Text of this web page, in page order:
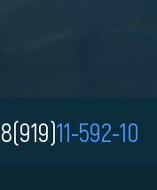
8(919)11-592-10